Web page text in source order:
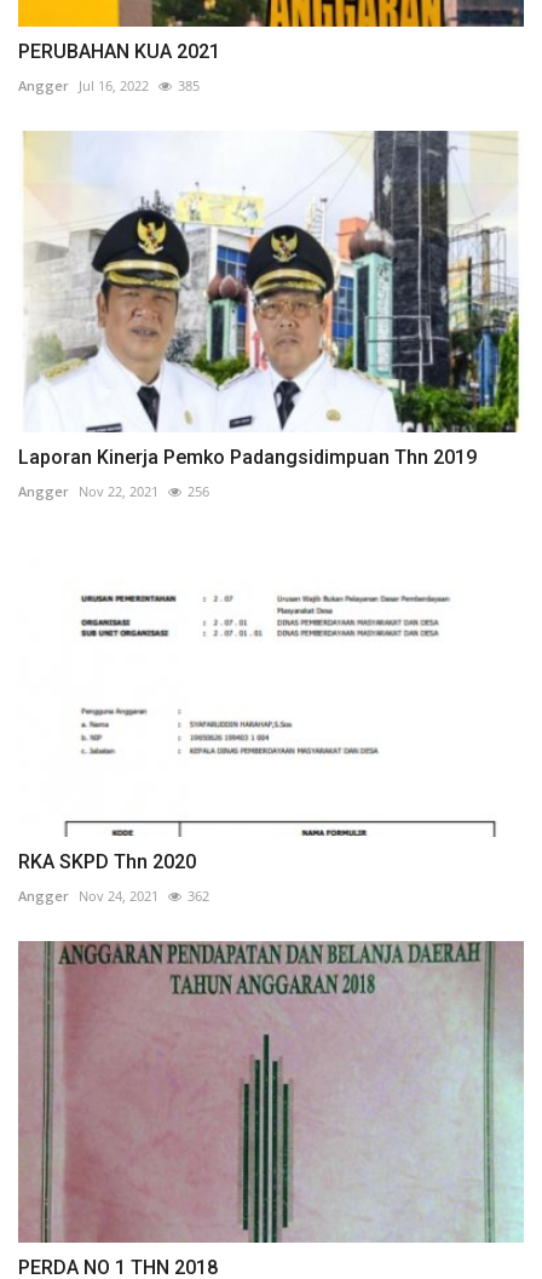
PERUBAHAN KUA 2021
Angger Jul 16, 2022 385
Laporan Kinerja Pemko Padangsidimpuan Thn 2019
Angger Nov 22, 2021 256
RKA SKPD Thn 2020
Angger Nov 24, 2021 362
PERDA NO 1 THN 2018